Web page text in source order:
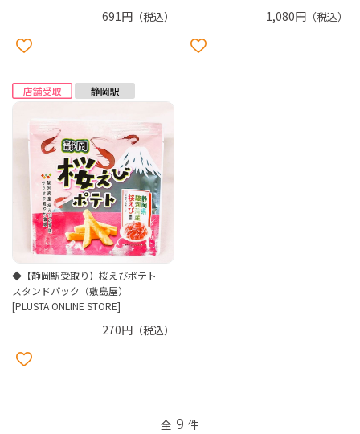
691円（税込） 1,080円 （税込）
◆【静岡駅受取り】桜えびポテト
スタンドパック（敷島屋）
[PLUSTA ONLINE STORE]
270円（税込）
全 9 件